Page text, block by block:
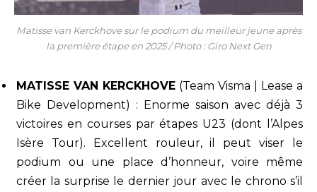
Matisse van Kerckhove sur le podium du meilleur jeune après
la première étape en 2025 / Photo : Giro Next Gen
MATISSE VAN KERCKHOVE (Team Visma | Lease a
Bike Development) : Enorme saison avec déjà 3
victoires en courses par étapes U23 (dont l’Alpes
Isère Tour). Excellent rouleur, il peut viser le
podium ou une place d’honneur, voire même
créer la surprise le dernier jour avec le chrono s’il